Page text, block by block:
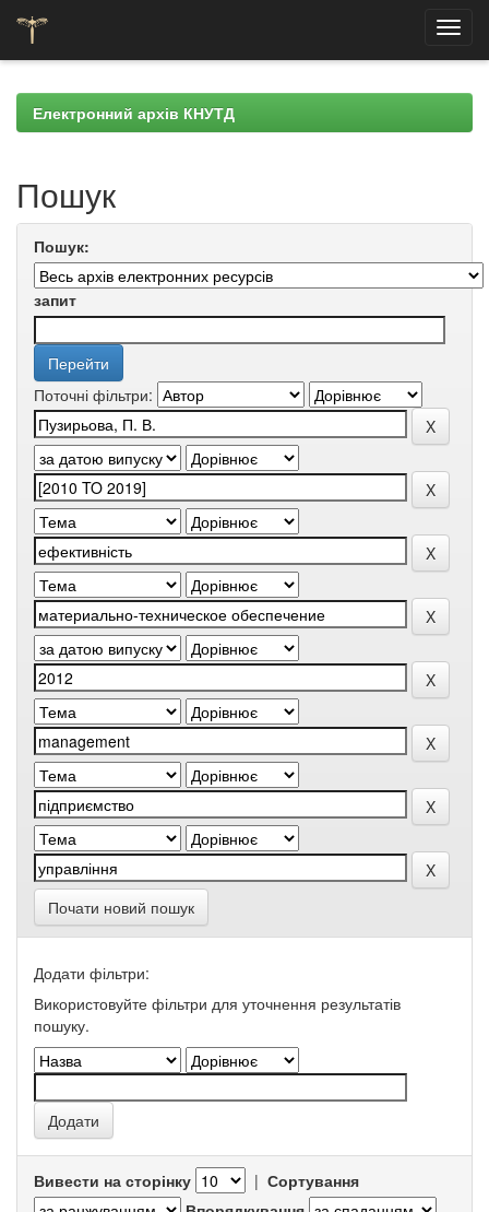
navigationЕлектронний архів КНУТД
Пошук
Пошук:
запит
Поточні фільтри:
Почати новий пошук
Додати фільтри:
Використовуйте фільтри для уточнення результатів
пошуку.
Вивести на сторінку | Сортування